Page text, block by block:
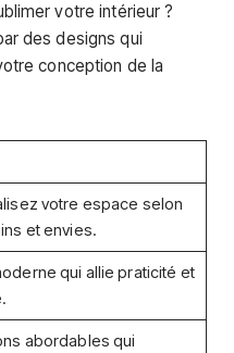
votre intérieur ?
des designs qui
conception de la
votre espace selon
et envies.
qui allie praticité et
abordables qui